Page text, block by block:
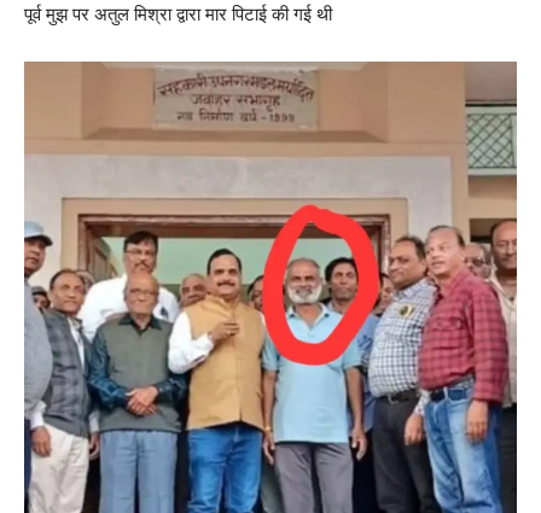
पूर्व मुझ पर अतुल मिश्रा द्वारा मार पिटाई की गई थी